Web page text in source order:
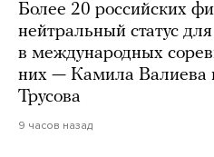
Более 20 российских
нейтральный статус для
в международных
них — Камила Валиева
Трусова
9 часов назад